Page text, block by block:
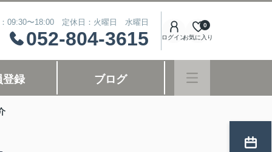
09:30〜18:00 定休日：火曜日 水曜日
052-804-3615 ログインお気に入り
0
登録 ブログ